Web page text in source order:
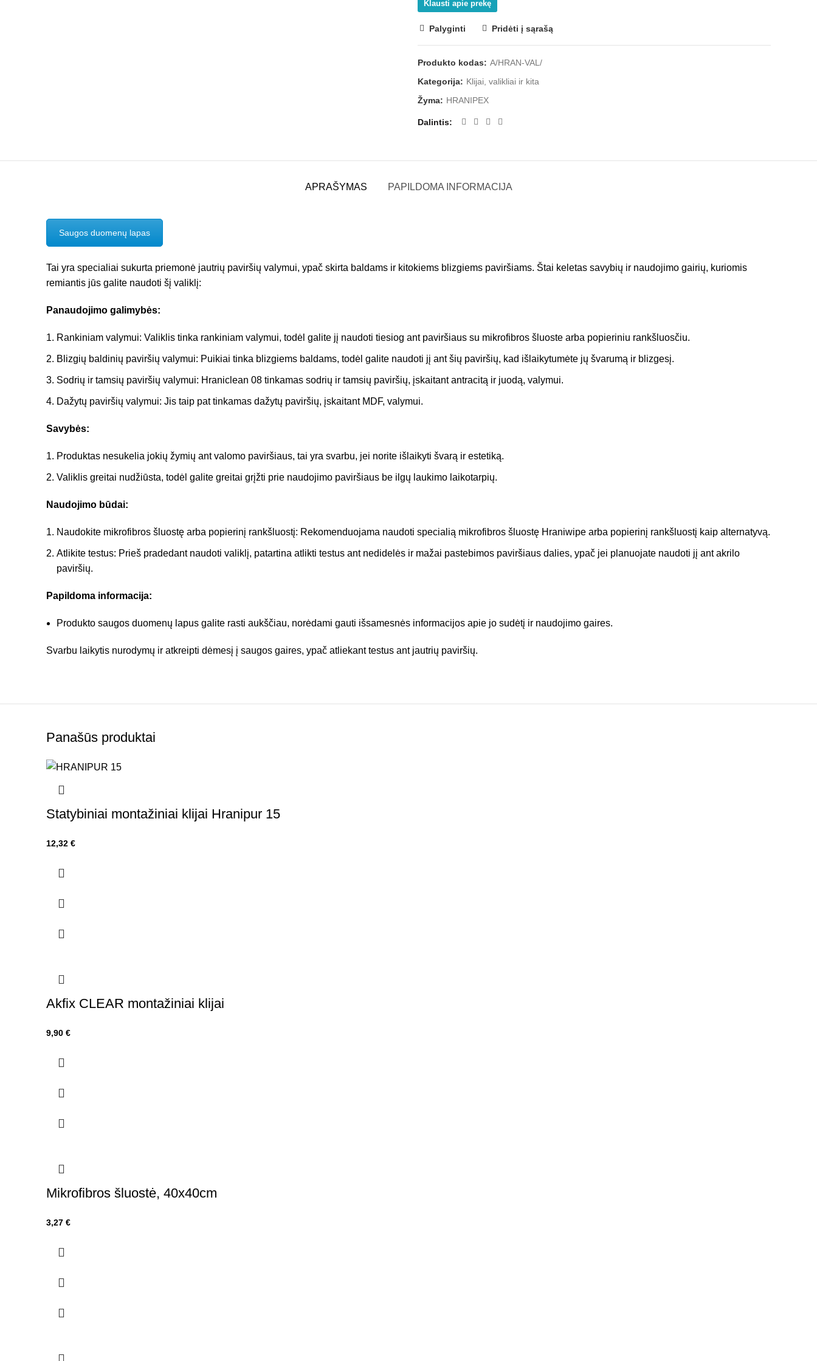
Klausti apie prekę
Palyginti Pridėti į sąrašą
Produkto kodas: A/HRAN-VAL/
Kategorija: Klijai, valikliai ir kita
Žyma: HRANIPEX
Dalintis
APRAŠYMAS PAPILDOMA INFORMACIJA
Saugos duomenų lapas
Tai yra specialiai sukurta priemonė jautrių paviršių valymui, ypač skirta baldams ir kitokiems blizgiems paviršiams. Štai keletas savybių ir naudojimo gairių, kuriomis
remiantis jūs galite naudoti šį valiklį:
Panaudojimo galimybės:
Rankiniam valymui: Valiklis tinka rankiniam valymui, todėl galite jį naudoti tiesiog ant paviršiaus su mikrofibros šluoste arba popieriniu rankšluosčiu.
Blizgių baldinių paviršių valymui: Puikiai tinka blizgiems baldams, todėl galite naudoti jį ant šių paviršių, kad išlaikytumėte jų švarumą ir blizgesį.
Sodrių ir tamsių paviršių valymui: Hraniclean 08 tinkamas sodrių ir tamsių paviršių, įskaitant antracitą ir juodą, valymui.
Dažytų paviršių valymui: Jis taip pat tinkamas dažytų paviršių, įskaitant MDF, valymui.
Savybės:
Produktas nesukelia jokių žymių ant valomo paviršiaus, tai yra svarbu, jei norite išlaikyti švarą ir estetiką.
Valiklis greitai nudžiūsta, todėl galite greitai grįžti prie naudojimo paviršiaus be ilgų laukimo laikotarpių.
Naudojimo būdai:
Naudokite mikrofibros šluostę arba popierinį rankšluostį: Rekomenduojama naudoti specialią mikrofibros šluostę Hraniwipe arba popierinį rankšluostį kaip alternatyvą.
Atlikite testus: Prieš pradedant naudoti valiklį, patartina atlikti testus ant nedidelės ir mažai pastebimos paviršiaus dalies, ypač jei planuojate naudoti jį ant akrilo
paviršių.
Papildoma informacija:
Produkto saugos duomenų lapus galite rasti aukščiau, norėdami gauti išsamesnės informacijos apie jo sudėtį ir naudojimo gaires.
Svarbu laikytis nurodymų ir atkreipti dėmesį į saugos gaires, ypač atliekant testus ant jautrių paviršių.
Panašūs produktai
Statybiniai montažiniai klijai Hranipur 15
12,32 €
Akfix CLEAR montažiniai klijai
9,90 €
Mikrofibros šluostė, 40x40cm
3,27 €